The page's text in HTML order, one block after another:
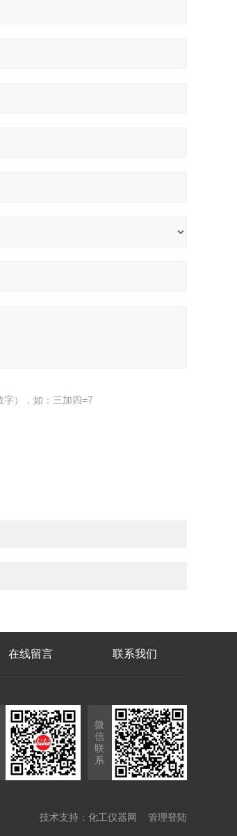
字），如：三加四=7
在线留言 联系我们
微
信
联
系
技术支持： 化工仪器网 管理登陆